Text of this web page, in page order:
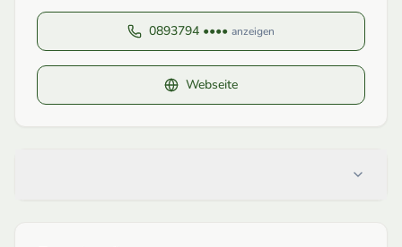
0893794 •••• anzeigen
Webseite